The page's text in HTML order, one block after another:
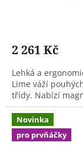
2 261 Kč
Lehká a
Lime váží
třídy. Nabízí
Novinka
pro prvňáčky